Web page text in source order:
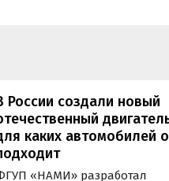
России создали новый
каких автомобилей
«НАМИ» разработал